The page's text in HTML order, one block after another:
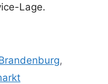
Lage.
,